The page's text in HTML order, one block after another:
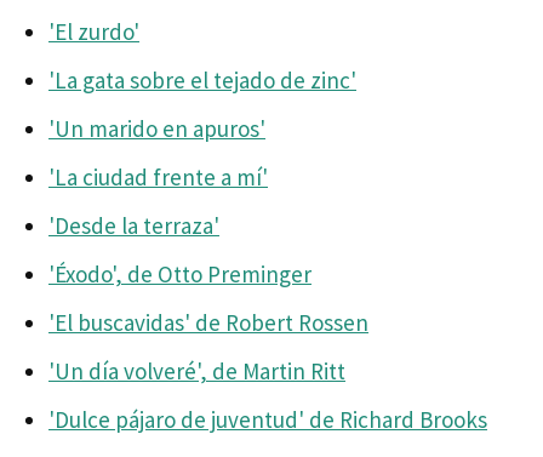
'El zurdo'
'La gata sobre el tejado de zinc'
'Un marido en apuros'
'La ciudad frente a mí'
'Desde la terraza'
'Éxodo', de Otto Preminger
'El buscavidas' de Robert Rossen
'Un día volveré', de Martin Ritt
'Dulce pájaro de juventud' de Richard Brooks